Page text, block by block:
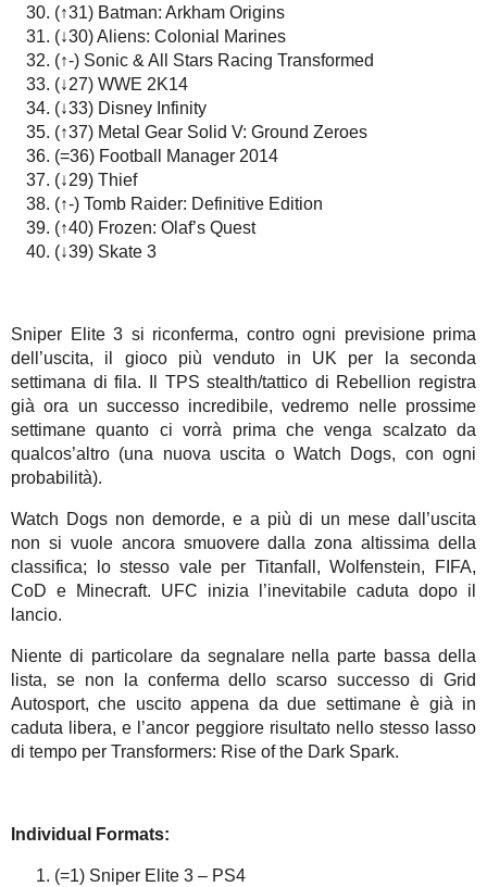
(↑31) Batman: Arkham Origins
(↓30) Aliens: Colonial Marines
(↑-) Sonic & All Stars Racing Transformed
(↓27) WWE 2K14
(↓33) Disney Infinity
(↑37) Metal Gear Solid V: Ground Zeroes
(=36) Football Manager 2014
(↓29) Thief
(↑-) Tomb Raider: Definitive Edition
(↑40) Frozen: Olaf’s Quest
(↓39) Skate 3
Sniper Elite 3 si riconferma, contro ogni previsione prima
dell’uscita, il gioco più venduto in UK per la seconda
settimana di fila. Il TPS stealth/tattico di Rebellion registra
già ora un successo incredibile, vedremo nelle prossime
settimane quanto ci vorrà prima che venga scalzato da
qualcos’altro (una nuova uscita o Watch Dogs, con ogni
probabilità).
Watch Dogs non demorde, e a più di un mese dall’uscita
non si vuole ancora smuovere dalla zona altissima della
classifica; lo stesso vale per Titanfall, Wolfenstein, FIFA,
CoD e Minecraft. UFC inizia l’inevitabile caduta dopo il
lancio.
Niente di particolare da segnalare nella parte bassa della
lista, se non la conferma dello scarso successo di Grid
Autosport, che uscito appena da due settimane è già in
caduta libera, e l’ancor peggiore risultato nello stesso lasso
di tempo per Transformers: Rise of the Dark Spark.
Individual Formats:
(=1) Sniper Elite 3 – PS4